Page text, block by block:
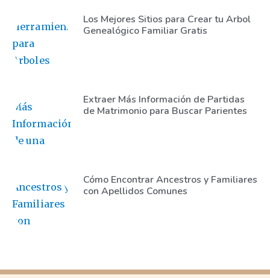
Los Mejores Sitios para Crear tu Arbol
Genealógico Familiar Gratis
Extraer Más Información de Partidas
de Matrimonio para Buscar Parientes
Cómo Encontrar Ancestros y Familiares
con Apellidos Comunes